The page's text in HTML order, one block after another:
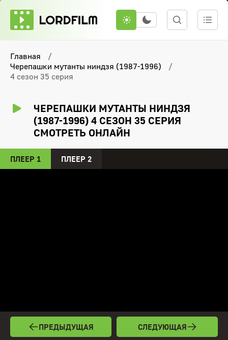
Главная
Черепашки мутанты ниндзя (1987-1996)
4 сезон 35 серия
ЧЕРЕПАШКИ МУТАНТЫ НИНДЗЯ
(1987-1996) 4 СЕЗОН 35 СЕРИЯ
СМОТРЕТЬ ОНЛАЙН
ПЛЕЕР 1 ПЛЕЕР 2
ПРЕДЫДУЩАЯ СЛЕДУЮЩАЯ